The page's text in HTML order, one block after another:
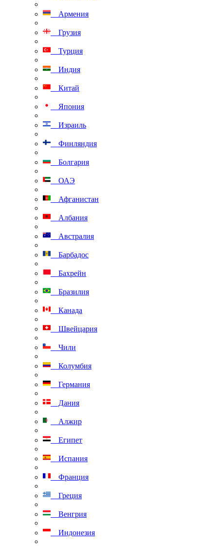
Армения
Грузия
Турция
Индия
Китай
Япония
Израиль
Финляндия
Болгария
ОАЭ
Афганистан
Албания
Австралия
Барбадос
Бахрейн
Бразилия
Канада
Швейцария
Чили
Колумбия
Германия
Дания
Алжир
Египет
Испания
Франция
Греция
Венгрия
Индонезия